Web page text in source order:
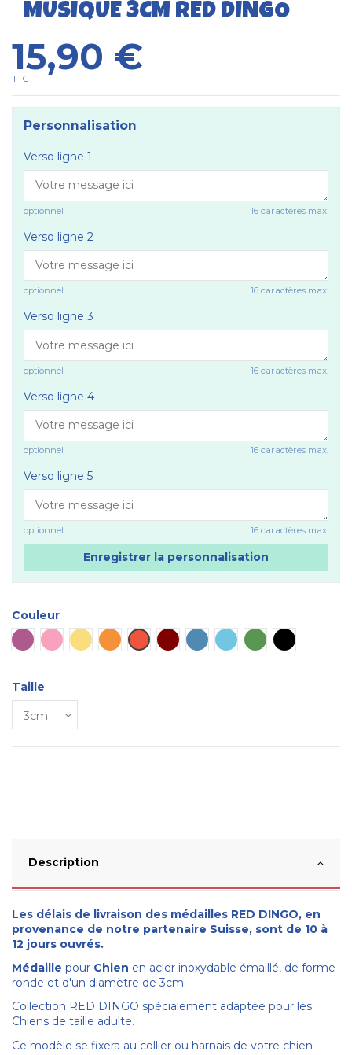
MUSIQUE 3CM RED DINGO
15,90 €
TTC
Personnalisation
Verso ligne 1
optionnel 16 caractères max.
Verso ligne 2
optionnel 16 caractères max.
Verso ligne 3
optionnel 16 caractères max.
Verso ligne 4
optionnel 16 caractères max.
Verso ligne 5
optionnel 16 caractères max.
Enregistrer la personnalisation
Couleur
Violet
Rose Jaune OrangeRouge MarronBleu Bleu cielVert Noir
Taille
Description
Les délais de livraison des médailles RED DINGO, en
provenance de notre partenaire Suisse, sont de 10 à
12 jours ouvrés.
Médaille pour Chien en acier inoxydable émaillé, de forme
ronde et d'un diamètre de 3cm.
Collection RED DINGO spécialement adaptée pour les
Chiens de taille adulte.
Ce modèle se fixera au collier ou harnais de votre chien